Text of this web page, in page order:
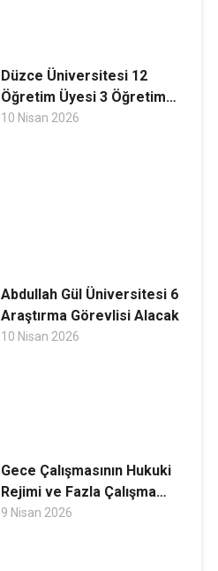
Düzce Üniversitesi 12
Öğretim Üyesi 3 Öğretim
Görevlisi 1 Araştırma
10 Nisan 2026
Abdullah Gül Üniversitesi 6
Araştırma Görevlisi Alacak
10 Nisan 2026
Gece Çalışmasının Hukuki
Rejimi ve Fazla Çalışma
İlişkisi
9 Nisan 2026